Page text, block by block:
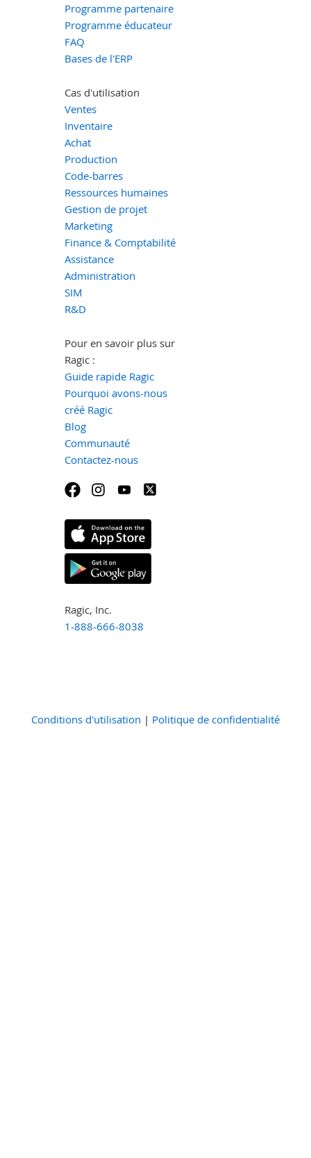
Programme partenaire
Programme éducateur
FAQ
Bases de l'ERP
Cas d'utilisation
Ventes
Inventaire
Achat
Production
Code-barres
Ressources humaines
Gestion de projet
Marketing
Finance & Comptabilité
Assistance
Administration
SIM
R&D
Pour en savoir plus sur
Ragic :
Guide rapide Ragic
Pourquoi avons-nous
créé Ragic
Blog
Communauté
Contactez-nous
Ragic, Inc.
1-888-666-8038
Conditions d'utilisation | Politique de confidentialité